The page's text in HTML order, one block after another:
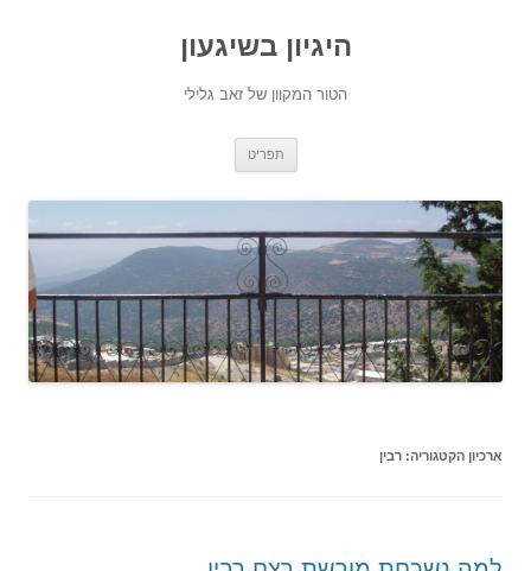
היגיון בשיגעון
הטור המקוון של זאב גלילי
תפריט
ארכיון הקטגוריה: רבין